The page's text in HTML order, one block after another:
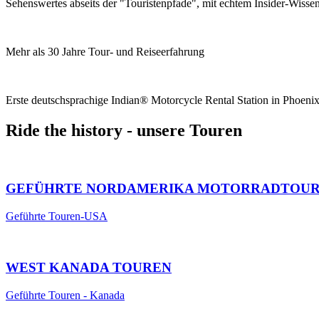
Sehenswertes abseits der "Touristenpfade", mit echtem Insider-
Mehr als 30 Jahre Tour- und Reiseerfahrung
Erste deutschsprachige Indian® Motorcycle Rental Station in
Ride the history - unsere Touren
GEFÜHRTE NORDAMERIKA
Geführte Touren-USA
WEST KANADA TOUREN
Geführte Touren - Kanada